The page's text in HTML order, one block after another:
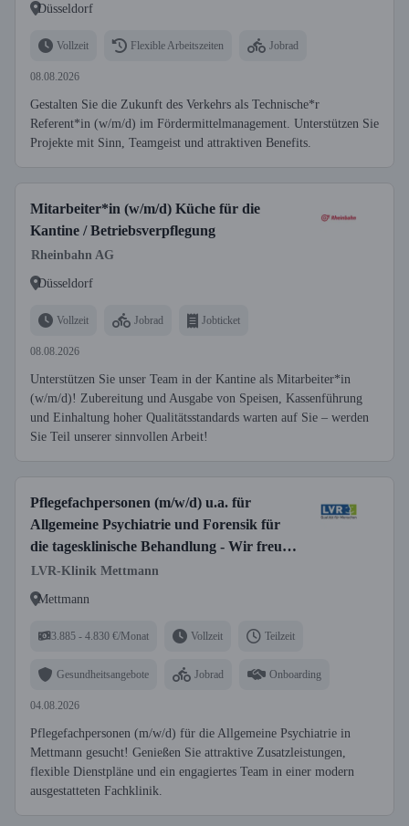
Düsseldorf
Vollzeit Flexible Arbeitszeiten Jobrad
08.08.2026
Gestalten Sie die Zukunft des Verkehrs als Technische*r
Referent*in (w/m/d) im Fördermittelmanagement. Unterstützen Sie
Projekte mit Sinn, Teamgeist und attraktiven Benefits.
Mitarbeiter*in (w/m/d) Küche für die
Kantine / Betriebsverpflegung
Rheinbahn AG
Düsseldorf
Vollzeit Jobrad Jobticket
08.08.2026
Unterstützen Sie unser Team in der Kantine als Mitarbeiter*in
(w/m/d)! Zubereitung und Ausgabe von Speisen, Kassenführung
und Einhaltung hoher Qualitätsstandards warten auf Sie – werden
Sie Teil unserer sinnvollen Arbeit!
Pflegefachpersonen (m/w/d) u.a. für
Allgemeine Psychiatrie und Forensik für
die tagesklinische Behandlung - Wir freuen
uns auf Sie!
LVR-Klinik Mettmann
Mettmann
3.885 - 4.830 €/Monat Vollzeit Teilzeit
Gesundheitsangebote Jobrad Onboarding
04.08.2026
Pflegefachpersonen (m/w/d) für die Allgemeine Psychiatrie in
Mettmann gesucht! Genießen Sie attraktive Zusatzleistungen,
flexible Dienstpläne und ein engagiertes Team in einer modern
ausgestatteten Fachklinik.